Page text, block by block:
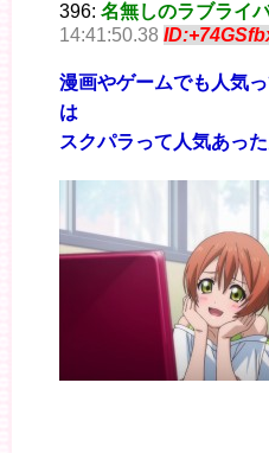
396: 名無しのラブライ
14:41:50.38
漫画やゲームでも人気
は
スクパラって人気あっ